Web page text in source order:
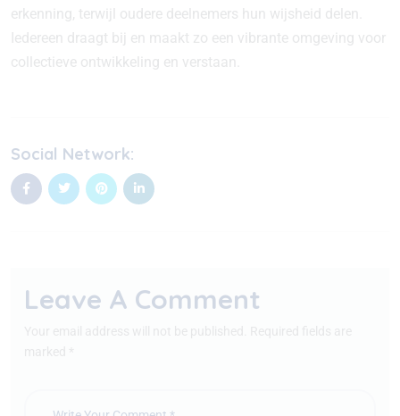
erkenning, terwijl oudere deelnemers hun wijsheid delen.
Iedereen draagt bij en maakt zo een vibrante omgeving voor
collectieve ontwikkeling en verstaan.
Social Network:
Leave A Comment